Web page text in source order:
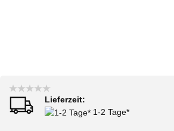
Lieferzeit:
1-2 Tage*